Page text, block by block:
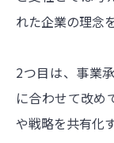
れた企業の理念
2つ目は、事業
に合わせて改め
や戦略を共有化